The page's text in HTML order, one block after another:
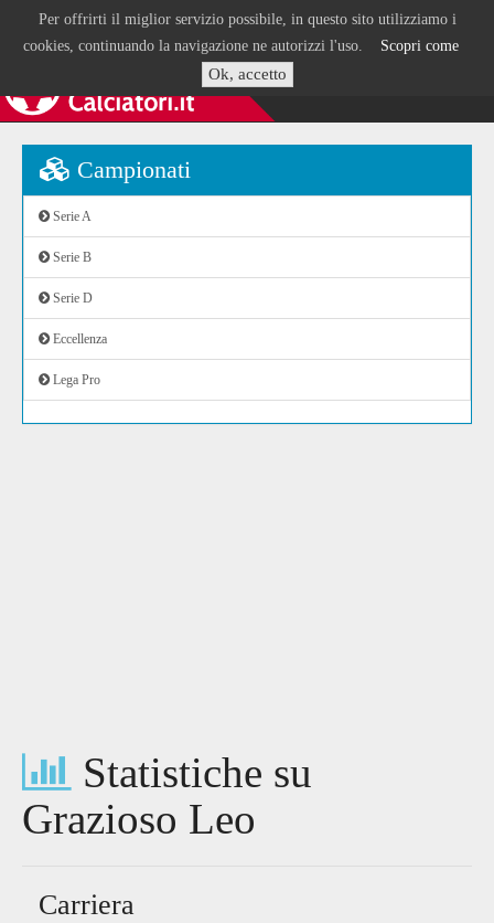
Per offrirti il miglior servizio possibile, in questo sito utilizziamo i
cookies, continuando la navigazione ne autorizzi l'uso. Scopri come
Ok, accetto
Campionati
Serie A
Serie B
Serie D
Eccellenza
Lega Pro
Statistiche su
Grazioso Leo
Carriera